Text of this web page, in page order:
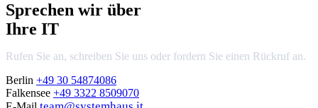
Sprechen wir über
Ihre IT
Rufen Sie an, schreiben Sie uns oder fordern Sie einen Rückruf an.
Berlin +49 30 54874086
Falkensee +49 3322 8509070